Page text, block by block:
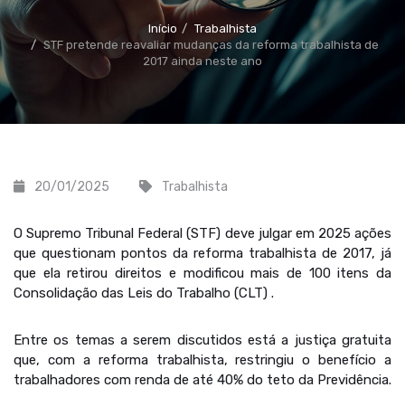
Início
Trabalhista
STF pretende reavaliar mudanças da reforma trabalhista de
2017 ainda neste ano
20/01/2025 Trabalhista
O Supremo Tribunal Federal (STF) deve julgar em 2025 ações
que questionam pontos da reforma trabalhista de 2017, já
que ela retirou direitos e modificou mais de 100 itens da
Consolidação das Leis do Trabalho (CLT) .
Entre os temas a serem discutidos está a justiça gratuita
que, com a reforma trabalhista, restringiu o benefício a
trabalhadores com renda de até 40% do teto da Previdência.